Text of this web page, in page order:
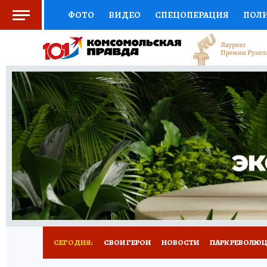
ФОТО ВИДЕО СПЕЦОПЕРАЦИЯ
СОЦПОДДЕРЖКА НАУКА СПОРТ
ВЫБОР ЭКСПЕРТОВ ДОКТОР
КНИЖНАЯ ПОЛКА ПРОГНОЗЫ НА СПОРТ
ПРЕСС-ЦЕНТР НЕДВИЖИМОСТЬ
ВСЕ О КП РАДИО КП РЕКЛАМА ТЕСТЫ
СЕГОДНЯ: СВОИ ГЕРОИ НОВОСТИ ПАРК